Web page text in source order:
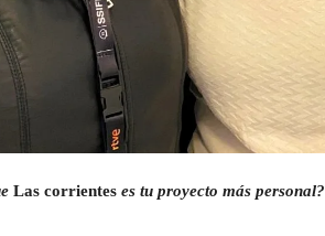
Las corrientes es tu proyecto más personal?